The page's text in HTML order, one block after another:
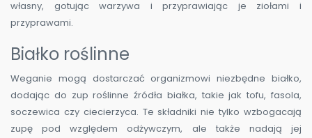
własny, gotując warzywa i przyprawiając je ziołami i
przyprawami.
Białko roślinne
Weganie mogą dostarczać organizmowi niezbędne białko,
dodając do zup roślinne źródła białka, takie jak tofu, fasola,
soczewica czy ciecierzyca. Te składniki nie tylko wzbogacają
zupę pod względem odżywczym, ale także nadają jej